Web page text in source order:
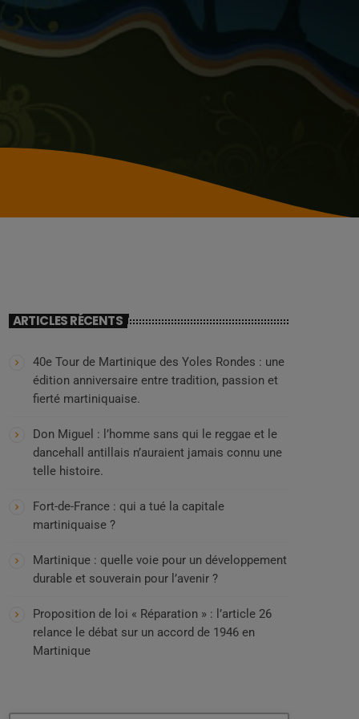
ARTICLES RÉCENTS
40e Tour de Martinique des Yoles Rondes : une
édition anniversaire entre tradition, passion et
fierté martiniquaise.
Don Miguel : l’homme sans qui le reggae et le
dancehall antillais n’auraient jamais connu une
telle histoire.
Fort-de-France : qui a tué la capitale
martiniquaise ?
Martinique : quelle voie pour un développement
durable et souverain pour l’avenir ?
Proposition de loi « Réparation » : l’article 26
relance le débat sur un accord de 1946 en
Martinique